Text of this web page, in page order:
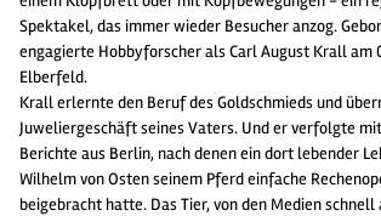
Spektakel, das immer wieder Besucher anzog.
engagierte Hobbyforscher als Carl August Krall am
Elberfeld.
Krall erlernte den Beruf des Goldschmieds und
Juweliergeschäft seines Vaters. Und er verfolgte
Berichte aus Berlin, nach denen ein dort lebender
Wilhelm von Osten seinem Pferd einfache
beigebracht hatte. Das Tier, von den Medien schnell